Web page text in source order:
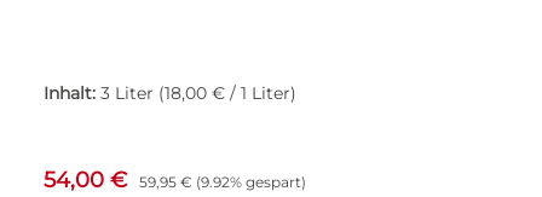
Inhalt: 3 Liter (18,00 € / 1 Liter)
Verkaufspreis:
54,00 € Regulärer Preis:
59,95 € (9.92% gespart)